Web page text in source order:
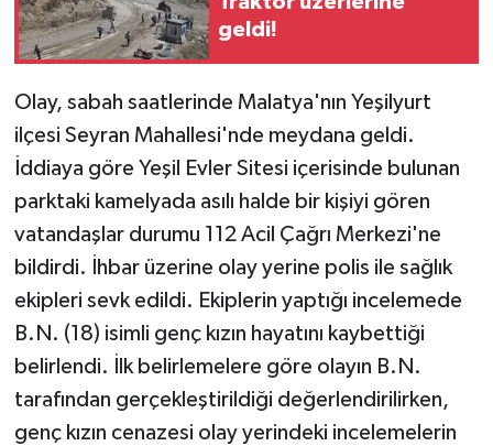
geldi!
Olay, sabah saatlerinde Malatya'nın Yeşilyurt
ilçesi Seyran Mahallesi'nde meydana geldi.
İddiaya göre Yeşil Evler Sitesi içerisinde bulunan
parktaki kamelyada asılı halde bir kişiyi gören
vatandaşlar durumu 112 Acil Çağrı Merkezi'ne
bildirdi. İhbar üzerine olay yerine polis ile sağlık
ekipleri sevk edildi. Ekiplerin yaptığı incelemede
B.N. (18) isimli genç kızın hayatını kaybettiği
belirlendi. İlk belirlemelere göre olayın B.N.
tarafından gerçekleştirildiği değerlendirilirken,
genç kızın cenazesi olay yerindeki incelemelerin
MEDYA
TEKNOLOJİ
YAŞAM
KÜLTÜR SANAT